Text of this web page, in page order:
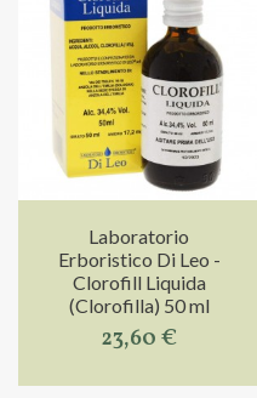
Laboratorio
Erboristico Di Leo -
Clorofill Liquida
(Clorofilla) 50 ml
23,60 €